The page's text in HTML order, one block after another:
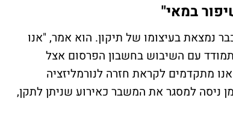
במאי"
נמצאת בעיצומו של תיקון. הוא אמר, "אנו
עם השיבוש בחשבון הפרסום אצל
מתקדמים לקראת חזרה לנורמליזציה
ניסה למסגר את המשבר כאירוע שניתן לתקן,